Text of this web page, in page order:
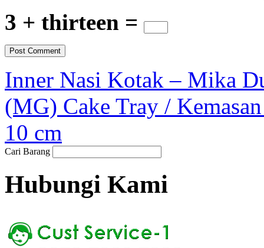
3 + thirteen =
Inner Nasi Kotak – Mika
(MG) Cake Tray /
10 cm
Cari Barang
Hubungi Kami